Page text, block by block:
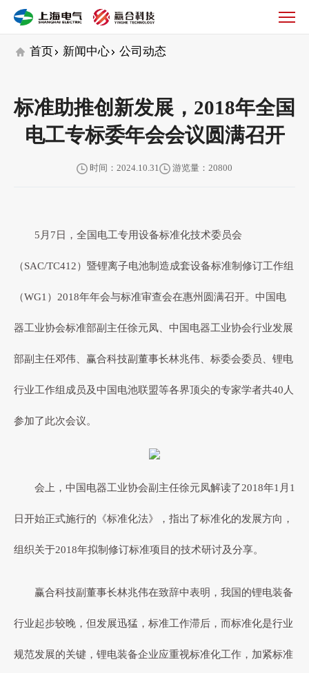
首页 新闻中心 公司动态
标准助推创新发展，2018年全国
电工专标委年会会议圆满召开
时间：2024.10.31 游览量：20800
5月7日，全国电工专用设备标准化技术委员会
（SAC/TC412）暨锂离子电池制造成套设备标准制修订工作组
（WG1）2018年年会与标准审查会在惠州圆满召开。中国电
器工业协会标准部副主任徐元凤、中国电器工业协会行业发展
部副主任邓伟、赢合科技副董事长林兆伟、标委会委员、锂电
行业工作组成员及中国电池联盟等各界顶尖的专家学者共40人
参加了此次会议。
会上，中国电器工业协会副主任徐元凤解读了2018年1月1
日开始正式施行的《标准化法》，指出了标准化的发展方向，
组织关于2018年拟制修订标准项目的技术研讨及分享。
赢合科技副董事长林兆伟在致辞中表明，我国的锂电装备
行业起步较晚，但发展迅猛，标准工作滞后，而标准化是行业
规范发展的关键，锂电装备企业应重视标准化工作，加紧标准